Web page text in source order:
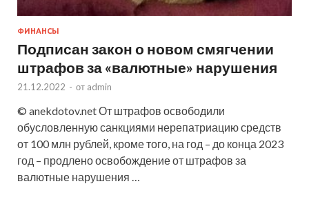
ФИНАНСЫ
Подписан закон о новом смягчении
штрафов за «валютные» нарушения
21.12.2022 - от admin
© anekdotov.net От штрафов освободили
обусловленную санкциями нерепатриацию средств
от 100 млн рублей, кроме того, на год – до конца 2023
год – продлено освобождение от штрафов за
валютные нарушения …